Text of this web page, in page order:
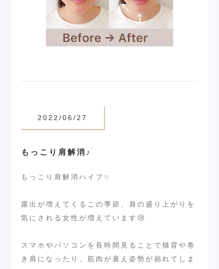
2022/06/27
もっこり肩解消♪
もっこり肩解消ハイフ✨
露出が増えてくるこの季節、肩の盛り上がりを
気にされる女性が増えています😢
スマホやパソコンを長時間見ることで猫背や巻
き肩になったり、筋肉が衰え姿勢が崩れてしま